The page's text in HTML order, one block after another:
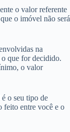
o valor referente
o imóvel não será
na
que for decidido.
o valor
o seu tipo de
feito entre você e o